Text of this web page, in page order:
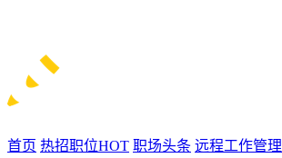
首页 热招职位HOT 职场头条 远程工作管理